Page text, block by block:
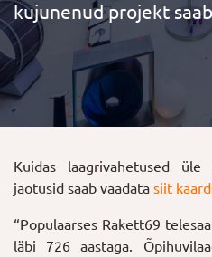
kujunenud projekt
Kuidas laagrivahetused
jaotusid saab vaadata siit
“Populaarses Rakett69
läbi 726 aastaga.